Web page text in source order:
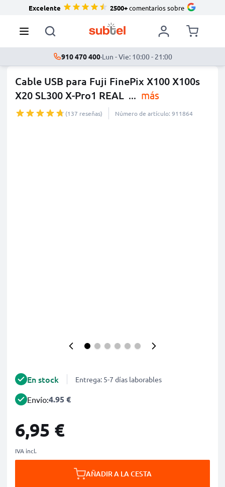
Excelente 2500+comentarios sobre
910 470 400·Lun - Vie: 10:00 - 21:00
Cable USB para Fuji FinePix X100 X100s
X20 SL300 X-Pro1 REAL ... más
(137 reseñas) Número de artículo: 911864
En stock Entrega: 5-7 días laborables
Envío:4.95 €
6,95 €
IVA incl.
AÑADIR A LA CESTA